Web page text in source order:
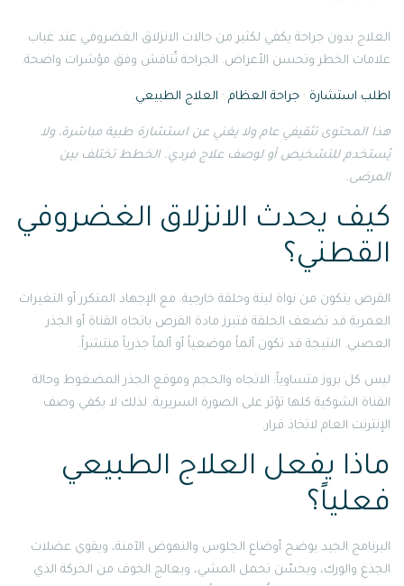
العلاج بدون جراحة يكفي لكثير من حالات الانزلاق الغضروفي عند غياب
علامات الخطر وتحسن الأعراض. الجراحة تُناقش وفق مؤشرات واضحة.
اطلب استشارة · جراحة العظام · العلاج الطبيعي.
هذا المحتوى تثقيفي عام ولا يغني عن استشارة طبية مباشرة، ولا
يُستخدم للتشخيص أو لوصف علاج فردي. الخطط تختلف بين
المرضى.
كيف يحدث الانزلاق الغضروفي
القطني؟
القرص يتكون من نواة لينة وحلقة خارجية. مع الإجهاد المتكرر أو التغيرات
العمرية قد تضعف الحلقة فتبرز مادة القرص باتجاه القناة أو الجذر
العصبي. النتيجة قد تكون ألماً موضعياً أو ألماً جذرياً منتشراً.
ليس كل بروز متساوياً: الاتجاه والحجم وموقع الجذر المضغوط وحالة
القناة الشوكية كلها تؤثر على الصورة السريرية. لذلك لا يكفي وصف
الإنترنت العام لاتخاذ قرار.
ماذا يفعل العلاج الطبيعي
فعلياً؟
البرنامج الجيد يوضح أوضاع الجلوس والنهوض الآمنة، ويقوي عضلات
الجذع والورك، ويحسّن تحمل المشي، ويعالج الخوف من الحركة الذي